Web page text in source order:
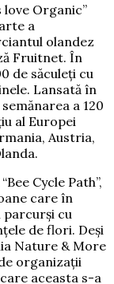
love Organic”
a
olandez
Fruitnet. În
de săculeţi cu
Lansată în
a 120
al Europei
Austria,
Cycle Path”,
care în
parcurşi cu
de flori. Deşi
Nature & More
organizaţii
aceasta s-a